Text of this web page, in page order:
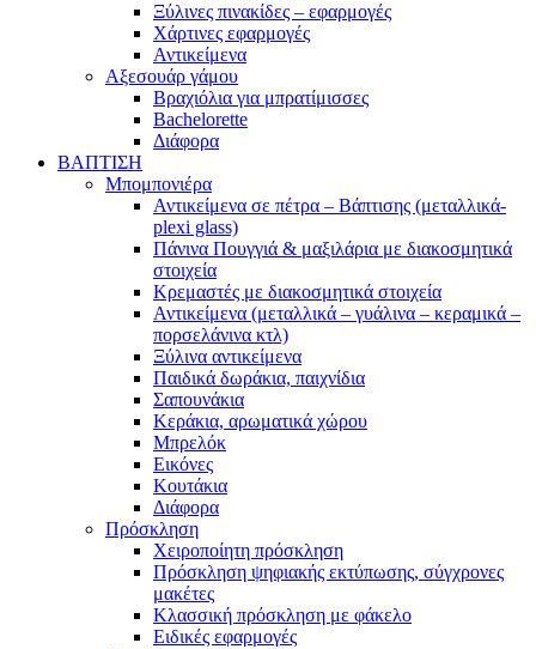
Ξύλινες πινακίδες – εφαρμογές
Χάρτινες εφαρμογές
Αντικείμενα
Αξεσουάρ γάμου
Βραχιόλια για μπρατίμισσες
Bachelorette
Διάφορα
ΒΑΠΤΙΣΗ
Μπομπονιέρα
Αντικείμενα σε πέτρα – Βάπτισης (μεταλλικά-
plexi glass)
Πάνινα Πουγγιά & μαξιλάρια με διακοσμητικά
στοιχεία
Κρεμαστές με διακοσμητικά στοιχεία
Αντικείμενα (μεταλλικά – γυάλινα – κεραμικά –
πορσελάνινα κτλ)
Ξύλινα αντικείμενα
Παιδικά δωράκια, παιχνίδια
Σαπουνάκια
Κεράκια, αρωματικά χώρου
Μπρελόκ
Εικόνες
Κουτάκια
Διάφορα
Πρόσκληση
Χειροποίητη πρόσκληση
Πρόσκληση ψηφιακής εκτύπωσης, σύγχρονες
μακέτες
Κλασσική πρόσκληση με φάκελο
Ειδικές εφαρμογές